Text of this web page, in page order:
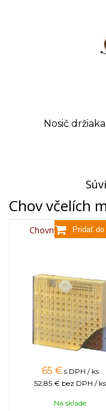
Nosič
Chov včelích
Chovný rámik
65 € s DPH / ks
52,85 € bez DPH / ks
Na sklade